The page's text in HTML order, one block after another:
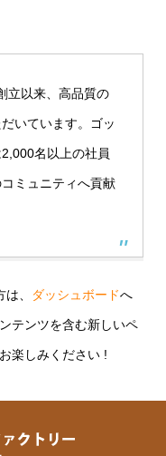
立以来、高品質の
いています。ゴッ
名以上の社員
ミュニティへ貢献
、 ダッシュボードへ
テンツを含む新しいペ
楽しみください !